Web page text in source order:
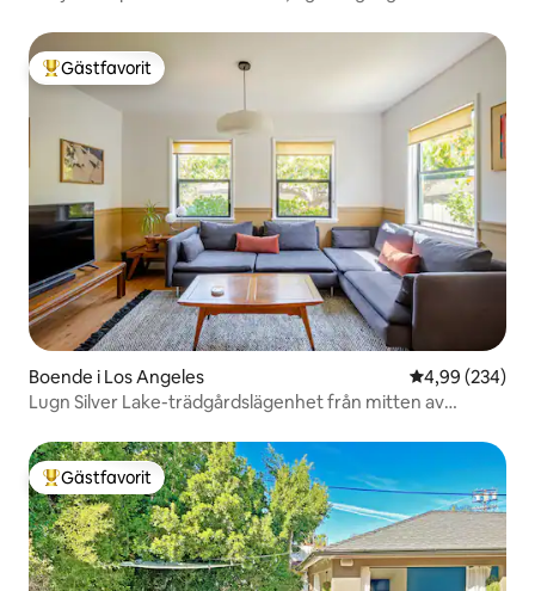
Populär gästfavorit
Gästfavorit
Boende i Los Angeles 4,99 av 5 i
4,99 (234)
Lugn Silver Lake-trädgårdslägenhet från mitten av
Populär gästfavorit
Gästfavorit